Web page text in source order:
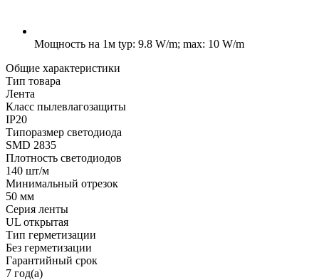
Мощность на 1м typ: 9.8 W/m; max: 10 W/m
Общие характеристики
Тип товара
Лента
Класс пылевлагозащиты
IP20
Типоразмер светодиода
SMD 2835
Плотность светодиодов
140 шт/м
Минимальный отрезок
50 мм
Серия ленты
UL открытая
Тип герметизации
Без герметизации
Гарантийный срок
7 год(а)